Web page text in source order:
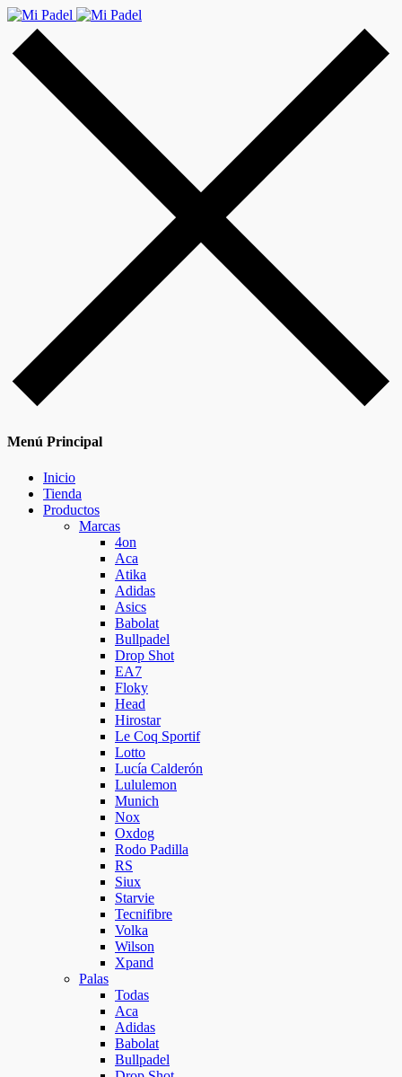
Menú Principal
Inicio
Tienda
Productos
Marcas
4on
Aca
Atika
Adidas
Asics
Babolat
Bullpadel
Drop Shot
EA7
Floky
Head
Hirostar
Le Coq Sportif
Lotto
Lucía Calderón
Lululemon
Munich
Nox
Oxdog
Rodo Padilla
RS
Siux
Starvie
Tecnifibre
Volka
Wilson
Xpand
Palas
Todas
Aca
Adidas
Babolat
Bullpadel